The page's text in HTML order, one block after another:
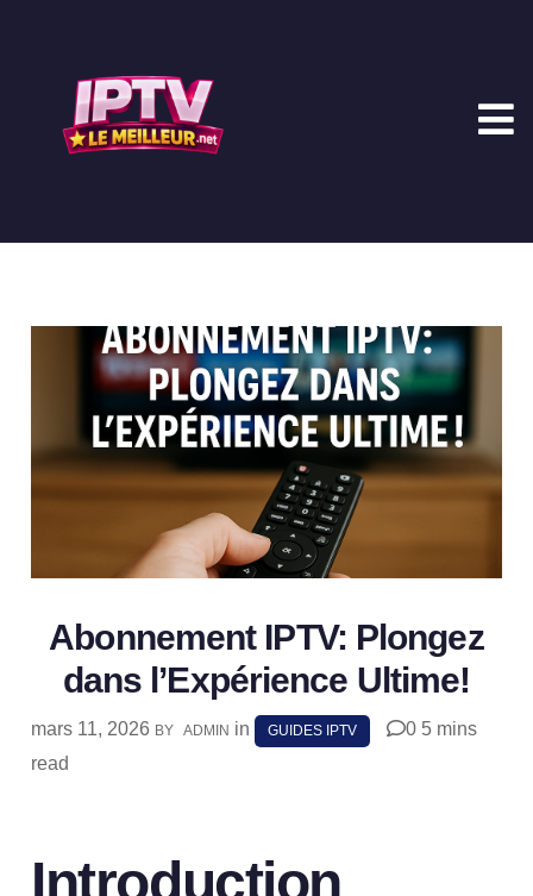
Abonnement IPTV: Plongez
dans l’Expérience Ultime!
mars 11, 2026 BY ADMIN in GUIDES IPTV 0 5 mins
read
Introduction